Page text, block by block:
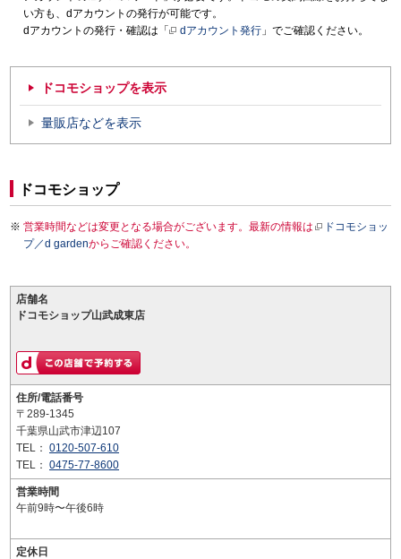
い方も、dアカウントの発行が可能です。
dアカウントの発行・確認は「
dアカウント発行 」でご確認ください。
ドコモショップを表示
量販店などを表示
ドコモショップ
営業時間などは変更となる場合がございます。最新の情報は
ドコモショッ
プ／d gardenからご確認ください。
店舗名
ドコモショップ山武成東店
住所/電話番号
〒289-1345
千葉県山武市津辺107
TEL： 0120-507-610
TEL： 0475-77-8600
営業時間
午前9時〜午後6時
定休日